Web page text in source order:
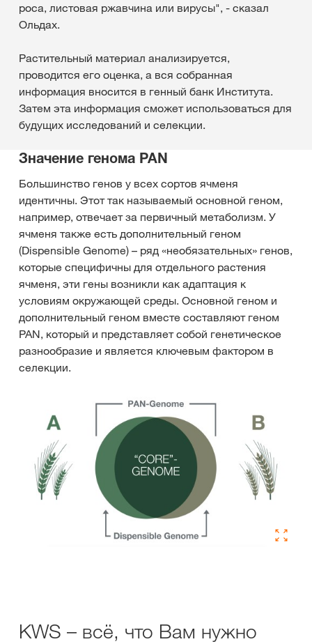
роса, листовая ржавчина или вирусы", - сказал
Ольдах.
Растительный материал анализируется,
проводится его оценка, а вся собранная
информация вносится в генный банк Института.
Затем эта информация сможет использоваться для
будущих исследований и селекции.
Значение генома PAN
Большинство генов у всех сортов ячменя
идентичны. Этот так называемый основной геном,
например, отвечает за первичный метаболизм. У
ячменя также есть дополнительный геном
(Dispensible Genome) – ряд «необязательных» генов,
которые специфичны для отдельного растения
ячменя, эти гены возникли как адаптация к
условиям окружающей среды. Основной геном и
дополнительный геном вместе составляют геном
PAN, который и представляет собой генетическое
разнообразие и является ключевым фактором в
селекции.
KWS – всё, что Вам нужно